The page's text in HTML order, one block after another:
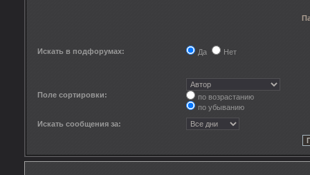
Искать в подфорумах: Да Нет
Поле сортировки:
по возрастанию
по убыванию
Искать сообщения за: